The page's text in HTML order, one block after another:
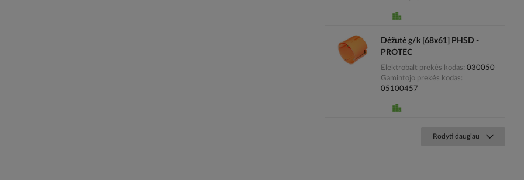
Dėžutė g/k [68x61] PHSD -
PROTEC
Elektrobalt prekės kodas 030050
Gamintojo prekės kodas
05100457
Rodyti daugiau